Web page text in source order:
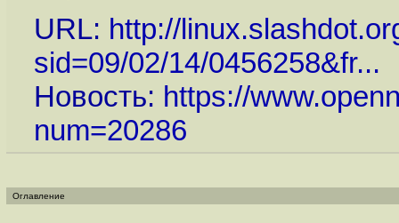
URL: http://
sid=09/02/14/0456258&fr...
Новость: https://
num=20286
Оглавление